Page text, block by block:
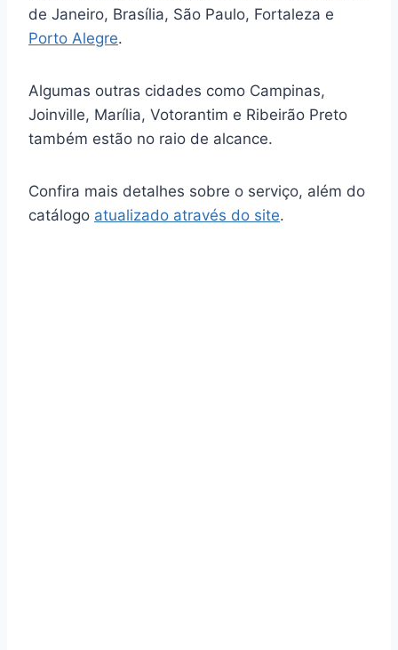
de Janeiro, Brasília, São Paulo, Fortaleza e
Porto Alegre.
Algumas outras cidades como Campinas,
Joinville, Marília, Votorantim e Ribeirão Preto
também estão no raio de alcance.
Confira mais detalhes sobre o serviço, além do
catálogo atualizado através do site.